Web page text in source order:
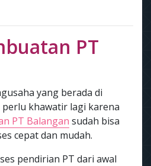
PT
yang berada di
khawatir lagi karena
PT Balangan sudah bisa
cepat dan mudah.
pendirian PT dari awal